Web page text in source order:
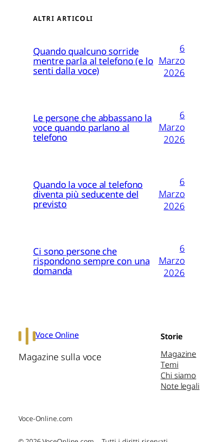
ALTRI ARTICOLI
Quando qualcuno sorride
mentre parla al telefono (e lo
senti dalla voce)
6
Marzo
2026
Le persone che abbassano la
voce quando parlano al
telefono
6
Marzo
2026
Quando la voce al telefono
diventa più seducente del
previsto
6
Marzo
2026
Ci sono persone che
rispondono sempre con una
domanda
6
Marzo
2026
Voce Online
Magazine sulla voce
Storie
Magazine
Temi
Chi siamo
Note legali
Voce-Online.com